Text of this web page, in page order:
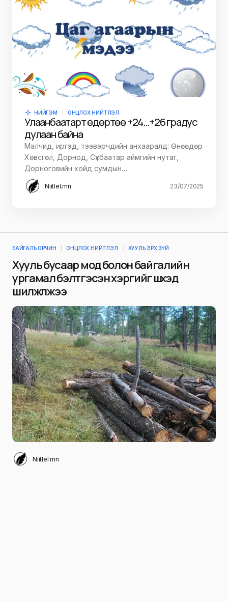
НИЙГЭМ ОНЦЛОХ НИЙТЛЭЛ
Улаанбаатарт өдөртөө +24…+26 градус
дулаан байна
Малчид, иргэд, тээвэрчдийн анхааралд: Өнөөдөр
Хөвсгөл, Дорнод, Сүхбаатар аймгийн нутаг,
Дорноговийн хойд сумдын…
Niitlel.mn 23/07/2025
БАЙГАЛЬ ОРЧИН ОНЦЛОХ НИЙТЛЭЛ ХУУЛЬ ЭРХ ЗҮЙ
Хууль бусаар мод болон байгалийн
ургамал бэлтгэсэн хэргийг шүүхэд
шилжүүлжээ
Niitlel.mn